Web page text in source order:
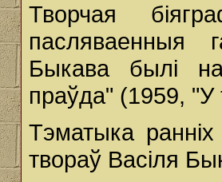
Творчая
пасляваенныя
Быкава былі
праўда" (1959,
Тэматыка
твораў Васіля